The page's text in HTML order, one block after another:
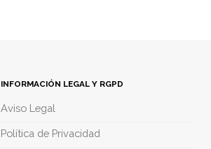
INFORMACIÓN LEGAL Y RGPD
Aviso Legal
Política de Privacidad